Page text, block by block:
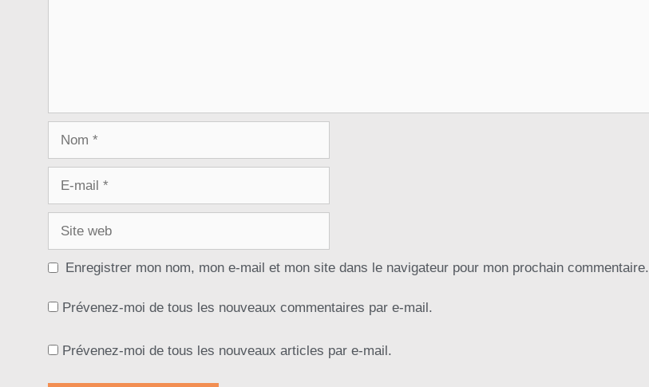
Enregistrer mon nom, mon e-mail et mon site dans le navigateur pour mon prochain commentaire.
Prévenez-moi de tous les nouveaux commentaires par e-mail.
Prévenez-moi de tous les nouveaux articles par e-mail.